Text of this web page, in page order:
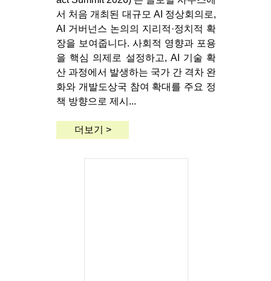
서 처음 개최된 대규모 AI 정상회의로,
AI 거버넌스 논의의 지리적·정치적 확
장을 보여줍니다. 사회적 영향과 포용
을 핵심 의제로 설정하고, AI 기술 확
산 과정에서 발생하는 국가 간 격차 완
화와 개발도상국 참여 확대를 주요 정
책 방향으로 제시...
더보기 >